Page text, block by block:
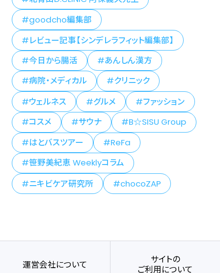
goodcho編集部
レビュー記事【シンデレラフィット編集部】
今日から腸活
あんしん漢方
病院・メディカル
クリニック
ウェルネス
グルメ
ファッション
コスメ
サウナ
B☆SISU Group
はとバスツアー
ReFa
笹野美紀恵 Weeklyコラム
ニキビケア研究所
chocoZAP
運営会社について
サイトの
ご利用について